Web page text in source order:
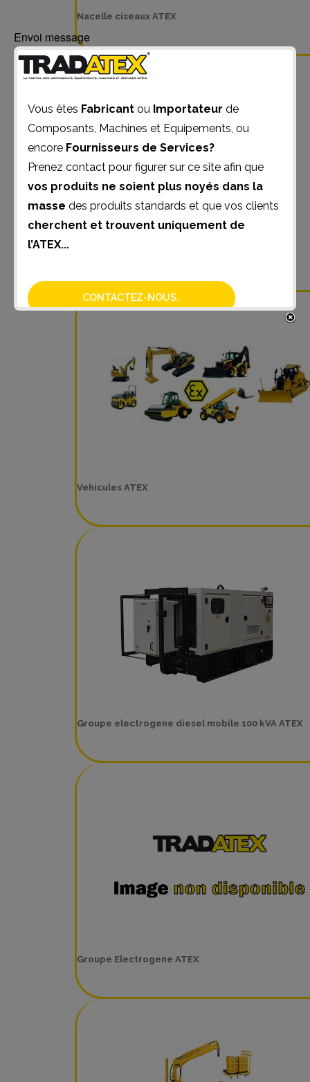
Nacelle ciseaux ATEX
Vehicules ATEX
Groupe electrogene diesel mobile 100 kVA ATEX
Groupe Electrogene ATEX
Envoi message
Vous êtes Fabricant ou Importateur de
Composants, Machines et Equipements, ou
encore Fournisseurs de Services?
Prenez contact pour figurer sur ce site afin que
vos produits ne soient plus noyés dans la
masse des produits standards et que vos clients
cherchent et trouvent uniquement de
l’ATEX...
CONTACTEZ-NOUS.